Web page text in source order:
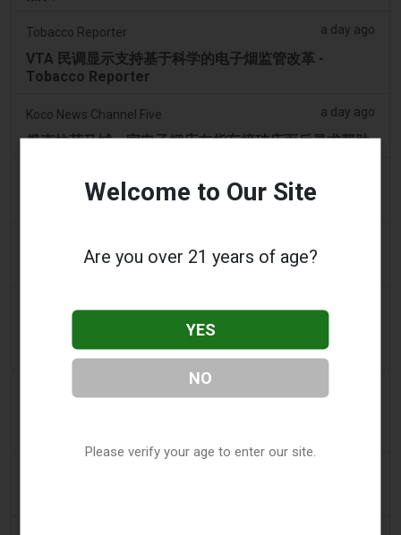
Tobacco Reporter a day ago
VTA 民调显示支持基于科学的电子烟监管改革 -
Tobacco Reporter
Koco News Channel Five a day ago
俄克拉荷马城一家电子烟店在货车撞破店面后寻求帮助
PAX全新Aurora Burst Vape附赠4,000美元冒险大奖
想携带电子烟出国的旅客收到旅行警示
getreading.co.uk
大多数航空公司“禁止”放入托运行李的常见物品的“最安
全打包方法”
Welcome to Our Site
Are you over 21 years of age?
YES
NO
Please verify your age to enter our site.